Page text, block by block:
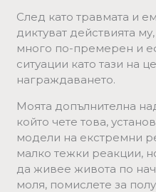
След като травмата и
диктуват действията
много по-премерен и
ситуации като тази на
награждаването.
Моята допълнителна
който чете това,
модели на екстремни
малко тежки реакции,
да живее живота по
моля, помислете за